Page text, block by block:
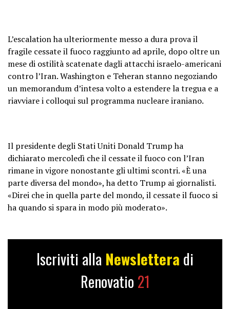
L’escalation ha ulteriormente messo a dura prova il
fragile cessate il fuoco raggiunto ad aprile, dopo oltre un
mese di ostilità scatenate dagli attacchi israelo-americani
contro l’Iran. Washington e Teheran stanno negoziando
un memorandum d’intesa volto a estendere la tregua e a
riavviare i colloqui sul programma nucleare iraniano.
Il presidente degli Stati Uniti Donald Trump ha
dichiarato mercoledì che il cessate il fuoco con l’Iran
rimane in vigore nonostante gli ultimi scontri. «È una
parte diversa del mondo», ha detto Trump ai giornalisti.
«Direi che in quella parte del mondo, il cessate il fuoco si
ha quando si spara in modo più moderato».
Iscriviti alla Newslettera di
Renovatio 21